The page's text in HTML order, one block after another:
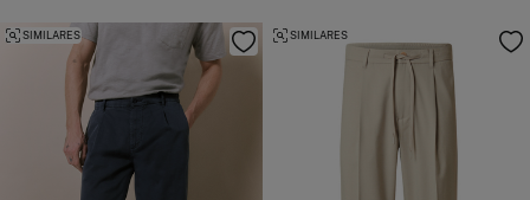
SIMILARES SIMILARES